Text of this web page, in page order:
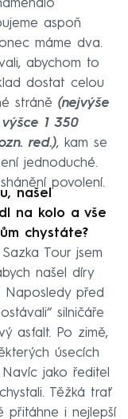
aspoň
máme dva.
abychom to
dostat celou
stráně (nejvýše
1 350
red.), kam se
jednoduché.
povolení.
našel
na kolo a vše
chystáte?
Tour jsem
našel díry
před
silničáře
asfalt. Po zimě,
úsecích
jako ředitel
Těžká trať
přitáhne i nejlepší